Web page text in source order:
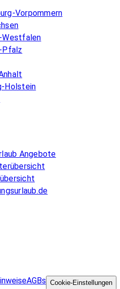
Vorpommern
Westfalen
Pfalz
Holstein
Angebote
AGBs Cookie-Einstellungen